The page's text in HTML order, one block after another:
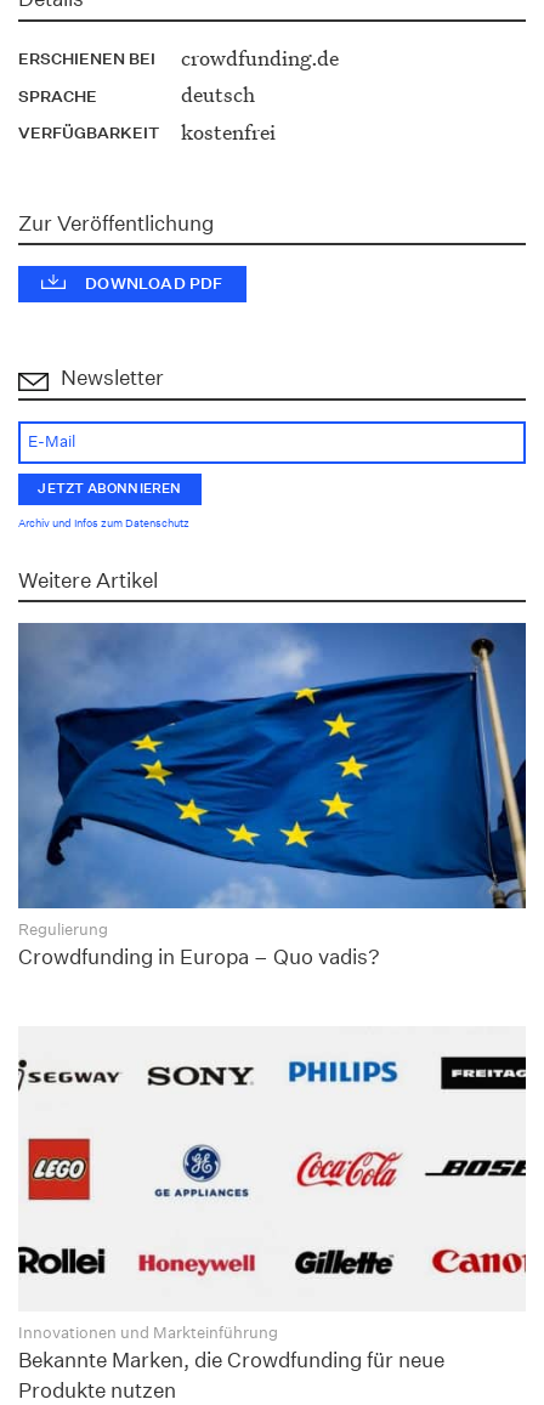
ERSCHIENEN BEI crowdfunding.de
SPRACHE deutsch
VERFÜGBARKEIT kostenfrei
Zur Veröffentlichung
DOWNLOAD PDF
Newsletter
Archiv und Infos zum Datenschutz
Weitere Artikel
Regulierung
Crowdfunding in Europa – Quo vadis?
Innovationen und Markteinführung
Bekannte Marken, die Crowdfunding für neue
Produkte nutzen